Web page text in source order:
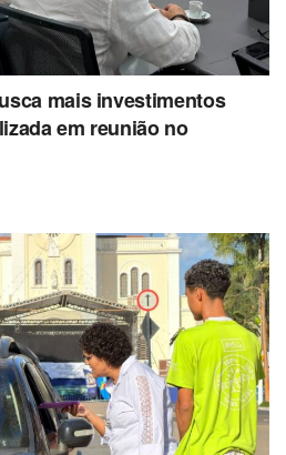
mais investimentos
em reunião no